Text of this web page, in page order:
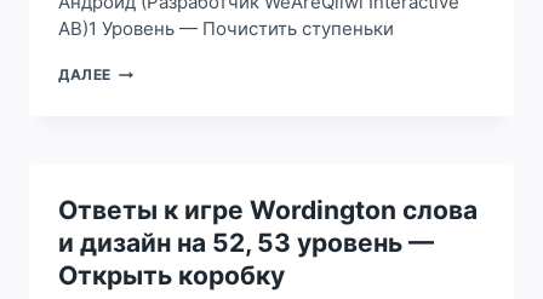
AB)1 Уровень — Почистить ступеньки
ДАЛЕЕ ОТВЕТЫ
ДИЗАЙН
НА
1
УРОВЕНЬ
—
Ответы к игре Wordington слова
и дизайн на 52, 53 уровень —
Открыть коробку